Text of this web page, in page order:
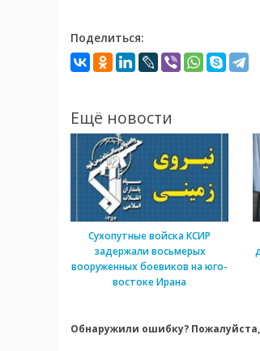
Поделиться:
Ещё новости
Сухопутные войска КСИР
задержали восьмерых
вооруженных боевиков на юго-
востоке Ирана
Обнаружили ошибку?